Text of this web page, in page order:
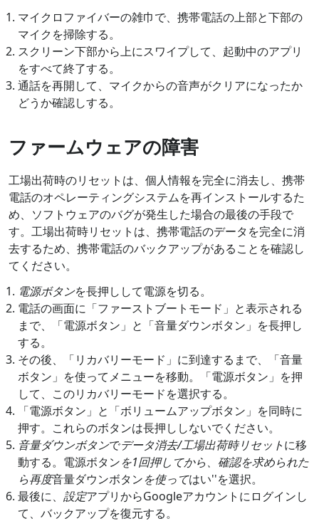
マイクロファイバーの雑巾で、携帯電話の上部と下部の
マイクを掃除する。
スクリーン下部から上にスワイプして、起動中のアプリ
をすべて終了する。
通話を再開して、マイクからの音声がクリアになったか
どうか確認しする。
ファームウェアの障害
工場出荷時のリセットは、個人情報を完全に消去し、携帯
電話のオペレーティングシステムを再インストールするた
め、ソフトウェアのバグが発生した場合の最後の手段で
す。工場出荷時リセットは、携帯電話のデータを完全に消
去するため、携帯電話のバックアップがあることを確認し
てください。
電源ボタンを長押しして電源を切る。
電話の画面に「ファーストブートモード」と表示される
まで、「電源ボタン」と「音量ダウンボタン」を長押し
する。
その後、「リカバリーモード」に到達するまで、「音量
ボタン」を使ってメニューを移動。「電源ボタン」を押
して、このリカバリーモードを選択する。
「電源ボタン」と「ボリュームアップボタン」を同時に
押す。これらのボタンは長押ししないでください。
音量ダウンボタンでデータ消去/工場出荷時リセットに移
動する。電源ボタンを1回押してから、確認を求められた
ら再度音量ダウンボタンを使ってはい''を選択。
最後に、 設定アプリからGoogleアカウントにログインし
て、バックアップを復元する。